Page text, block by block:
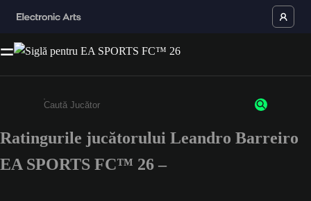
Enter a minimum of 3 characters or numbers
Ratingurile jucătorului Leandro Barreiro
EA SPORTS FC™ 26 –